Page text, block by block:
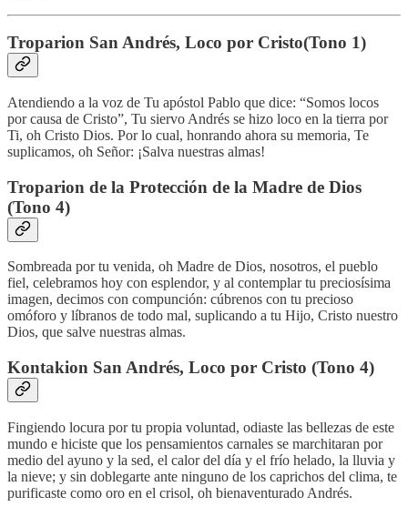
Troparion San Andrés, Loco por Cristo(Tono 1)
Atendiendo a la voz de Tu apóstol Pablo que dice: “Somos locos
por causa de Cristo”, Tu siervo Andrés se hizo loco en la tierra por
Ti, oh Cristo Dios. Por lo cual, honrando ahora su memoria, Te
suplicamos, oh Señor: ¡Salva nuestras almas!
Troparion de la Protección de la Madre de Dios
(Tono 4)
Sombreada por tu venida, oh Madre de Dios, nosotros, el pueblo
fiel, celebramos hoy con esplendor, y al contemplar tu preciosísima
imagen, decimos con compunción: cúbrenos con tu precioso
omóforo y líbranos de todo mal, suplicando a tu Hijo, Cristo nuestro
Dios, que salve nuestras almas.
Kontakion San Andrés, Loco por Cristo (Tono 4)
Fingiendo locura por tu propia voluntad, odiaste las bellezas de este
mundo e hiciste que los pensamientos carnales se marchitaran por
medio del ayuno y la sed, el calor del día y el frío helado, la lluvia y
la nieve; y sin doblegarte ante ninguno de los caprichos del clima, te
purificaste como oro en el crisol, oh bienaventurado Andrés.